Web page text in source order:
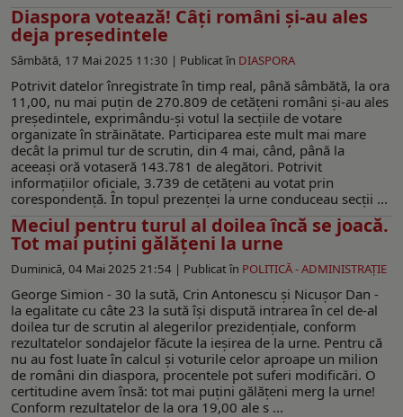
Diaspora votează! Câţi români şi-au ales
deja preşedintele
Sâmbătă, 17 Mai 2025 11:30 | Publicat în DIASPORA
Potrivit datelor înregistrate în timp real, până sâmbătă, la ora
11,00, nu mai puţin de 270.809 de cetăţeni români şi-au ales
preşedintele, exprimându-şi votul la secţiile de votare
organizate în străinătate. Participarea este mult mai mare
decât la primul tur de scrutin, din 4 mai, când, până la
aceeaşi oră votaseră 143.781 de alegători. Potrivit
informaţiilor oficiale, 3.739 de cetăţeni au votat prin
corespondenţă. În topul prezenţei la urne conduceau secţii ...
Meciul pentru turul al doilea încă se joacă.
Tot mai puţini gălăţeni la urne
Duminică, 04 Mai 2025 21:54 | Publicat în POLITICĂ - ADMINISTRAŢIE
George Simion - 30 la sută, Crin Antonescu şi Nicuşor Dan -
la egalitate cu câte 23 la sută îşi dispută intrarea în cel de-al
doilea tur de scrutin al alegerilor prezidenţiale, conform
rezultatelor sondajelor făcute la ieşirea de la urne. Pentru că
nu au fost luate în calcul şi voturile celor aproape un milion
de români din diaspora, procentele pot suferi modificări. O
certitudine avem însă: tot mai puţini gălăţeni merg la urne!
Conform rezultatelor de la ora 19,00 ale s ...